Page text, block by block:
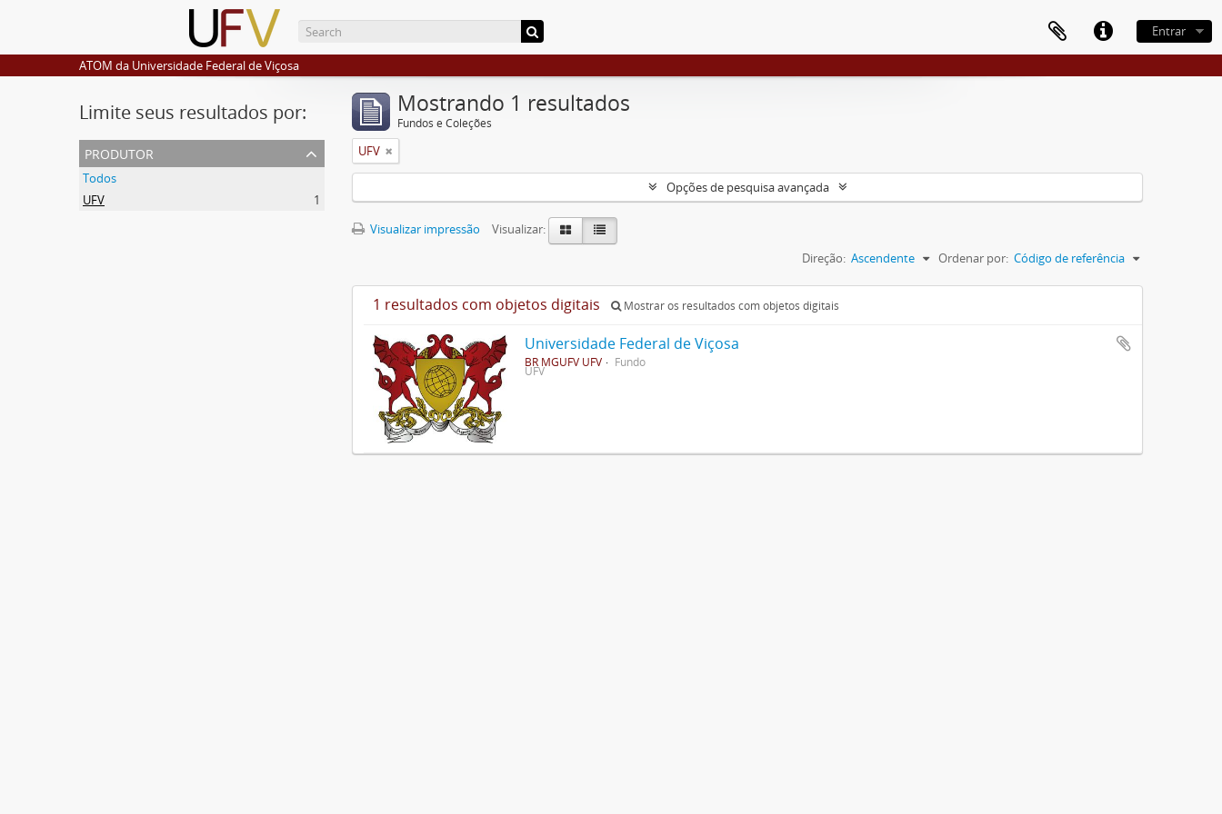
Entrar
ATOM da Universidade Federal de Viçosa
Limite seus resultados por:
produtor
Todos
UFV
1
Mostrando 1 resultados
Fundos e Coleções
UFV
Opções de pesquisa avançada
Visualizar impressão
Visualizar:
Ordenar por: Código de referência
Direção: Ascendente
1 resultados com objetos digitais Mostrar os resultados com objetos digitais
Universidade Federal de Viçosa
BR MGUFV UFV Fundo
UFV